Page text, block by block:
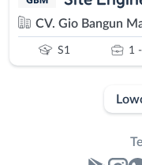
CV. Gio Bangun
S1 1